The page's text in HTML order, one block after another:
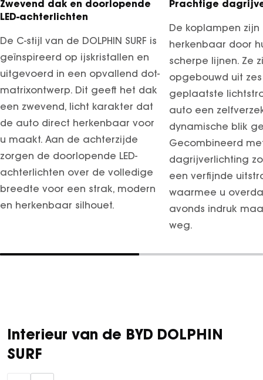
Zwevend dak en doorlopende
LED-achterlichten
De C-stijl van de DOLPHIN SURF is
geïnspireerd op ijskristallen en
uitgevoerd in een opvallend dot-
matrixontwerp. Dit geeft het dak
een zwevend, licht karakter dat
de auto direct herkenbaar voor
u maakt. Aan de achterzijde
zorgen de doorlopende LED-
achterlichten over de volledige
breedte voor een strak, modern
en herkenbaar silhouet.
Prachtige
De koplampen
herkenbaar door
scherpe lijnen. Ze
opgebouwd uit
geplaatste
auto een
dynamische blik
Gecombineerd
dagrijverlichting
een verfijnde
waarmee u
avonds indruk
weg.
Interieur van de BYD DOLPHIN
SURF